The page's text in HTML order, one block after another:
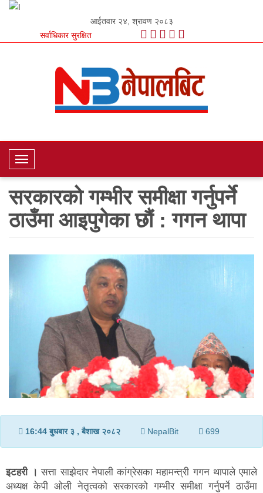
आईतवार २४, श्रावण २०८३
सर्वाधिकार सुरक्षित
T
o
g
g
l
सरकारको गम्भीर समीक्षा गर्नुपर्ने
ठाउँमा आइपुगेका छौं : गगन थापा
16:44 बुधबार ३ , बैशाख २०८२ NepalBit 699
इटहरी । सत्ता साझेदार नेपाली कांग्रेसका महामन्त्री गगन थापाले एमाले
अध्यक्ष केपी ओली नेतृत्वको सरकारको गम्भीर समीक्षा गर्नुपर्ने ठाउँमा